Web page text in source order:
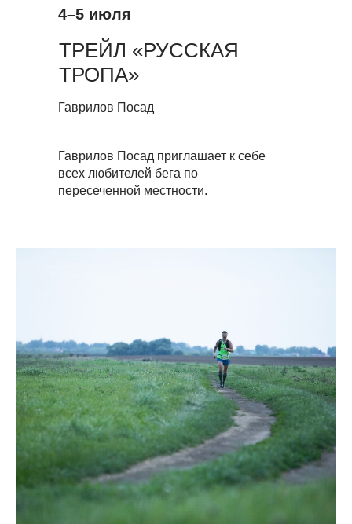
ТРЕЙЛ «РУССКАЯ
ТРОПА»
Гаврилов Посад приглашает к себе
всех любителей бега по
пересеченной местности.
4–5 июля
Гаврилов Посад